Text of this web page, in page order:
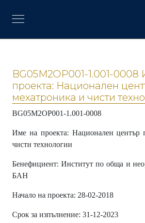
BG05M2OP001-1.001-0008
проекта: Национален
мехатроника и чисти
BG05M2OP001-1.001-0008
Име на проекта: Национален център
чисти технологии
Бенефициент: Институт по обща и
БАН
Начало на проекта: 28-02-2018
Срок за изпълнение: 31-12-2023